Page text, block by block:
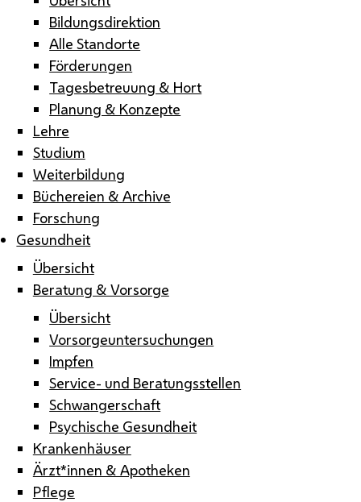
Bildungsdirektion
Alle Standorte
Förderungen
Tagesbetreuung & Hort
Planung & Konzepte
Lehre
Studium
Weiterbildung
Büchereien & Archive
Forschung
Gesundheit
Übersicht
Beratung & Vorsorge
Übersicht
Vorsorgeuntersuchungen
Impfen
Service- und Beratungsstellen
Schwangerschaft
Psychische Gesundheit
Krankenhäuser
Ärzt*innen & Apotheken
Pflege